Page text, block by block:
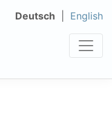
Deutsch English